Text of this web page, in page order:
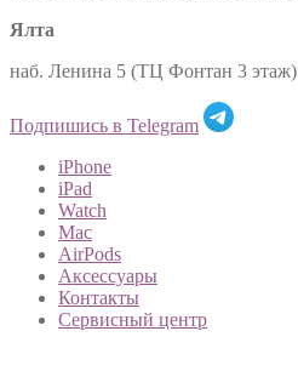
Ялта
наб. Ленина 5 (ТЦ Фонтан 3 этаж)
Подпишись в Telegram
iPhone
iPad
Watch
Mac
AirPods
Аксессуары
Контакты
Сервисный центр